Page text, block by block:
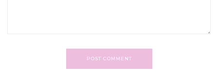
POST COMMENT